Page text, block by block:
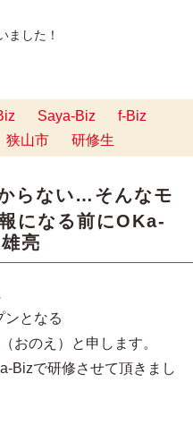
ました！
Saya-Biz
f-Biz
狭山市 研修生
らない…そんなモ
になる前にOKa-
亮
ンとなる
おのえ）と申します。
Bizで研修させて頂きまし